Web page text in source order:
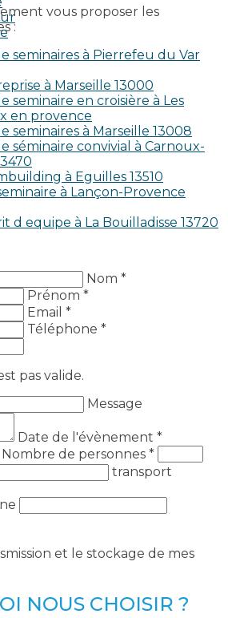
vous proposer les
:
seminaires à Pierrefeu du Var
à Marseille 13000
seminaire en croisière à Les
en provence​
seminaires à Marseille 13008
séminaire convivial à Carnoux-
à Eguilles 13510
à Lançon-Provence
d equipe à La Bouilladisse 13720
Nom *
Prénom *
Email *
Téléphone *
pas valide.
Message
Date de l'évènement *
Nombre de personnes *
transport
et le stockage de mes
NOUS CHOISIR ?